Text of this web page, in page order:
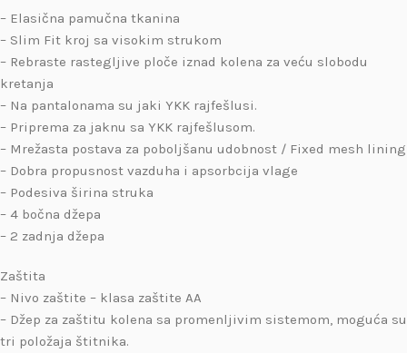
– Elasična pamučna tkanina
– Slim Fit kroj sa visokim strukom
– Rebraste rastegljive ploče iznad kolena za veću slobodu
kretanja
– Na pantalonama su jaki YKK rajfešlusi.
– Priprema za jaknu sa YKK rajfešlusom.
– Mrežasta postava za poboljšanu udobnost / Fixed mesh lining
– Dobra propusnost vazduha i apsorbcija vlage
– Podesiva širina struka
– 4 bočna džepa
– 2 zadnja džepa
Zaštita
– Nivo zaštite – klasa zaštite AA
– Džep za zaštitu kolena sa promenljivim sistemom, moguća su
tri položaja štitnika.